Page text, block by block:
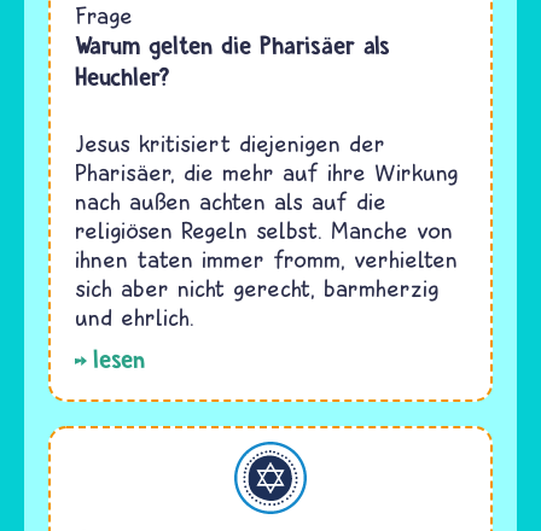
Frage
Warum gelten die Pharisäer als
Heuchler?
Jesus kritisiert diejenigen der
Pharisäer, die mehr auf ihre Wirkung
nach außen achten als auf die
religiösen Regeln selbst. Manche von
ihnen taten immer fromm, verhielten
sich aber nicht gerecht, barmherzig
und ehrlich.
lesen
Judentum